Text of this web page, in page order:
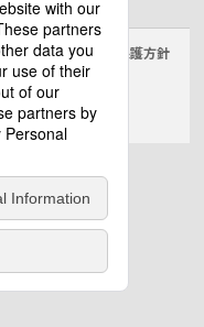
シー 個人情報保護方針
ス）
Co., Ltd.